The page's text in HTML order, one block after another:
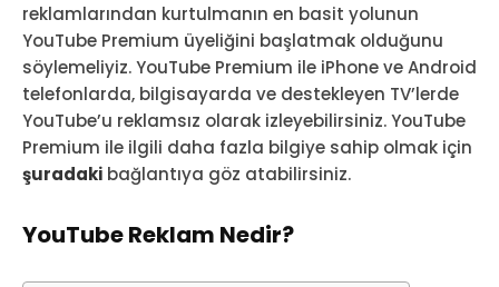
reklamlarından kurtulmanın en basit yolunun
YouTube Premium üyeliğini başlatmak olduğunu
söylemeliyiz. YouTube Premium ile iPhone ve Android
telefonlarda, bilgisayarda ve destekleyen TV’lerde
YouTube’u reklamsız olarak izleyebilirsiniz. YouTube
Premium ile ilgili daha fazla bilgiye sahip olmak için
şuradaki bağlantıya göz atabilirsiniz.
YouTube Reklam Nedir?